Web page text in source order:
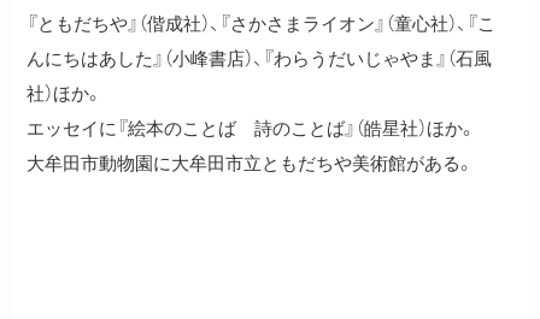
『ともだちや』（偕成社）、『さかさまライオン』（童心社）、『こ
んにちはあした』（小峰書店）、『わらうだいじゃやま』（石風
社）ほか。
エッセイに『絵本のことば 詩のことば』（皓星社）ほか。
大牟田市動物園に大牟田市立ともだちや美術館がある。